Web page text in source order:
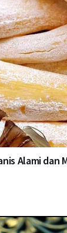
Alami dan